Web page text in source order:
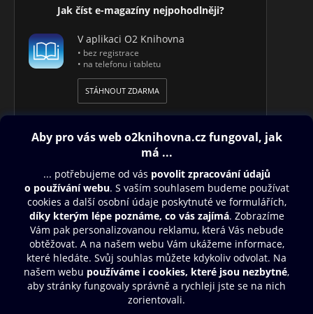
Jak číst e-magazíny nejpohodlněji?
V aplikaci O2 Knihovna
• bez registrace
• na telefonu i tabletu
STÁHNOUT ZDARMA
Obsah ke stažení
Moje O2 Knihovna
Další zábava
© O2 Czech Republic a.s.